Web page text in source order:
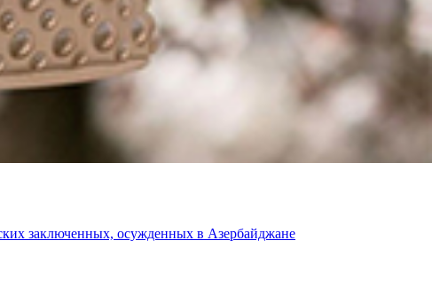
заключенных, осужденных в Азербайджане